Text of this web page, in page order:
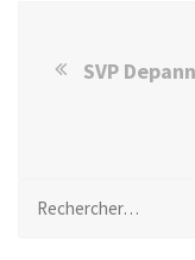
SVP
Rechercher :